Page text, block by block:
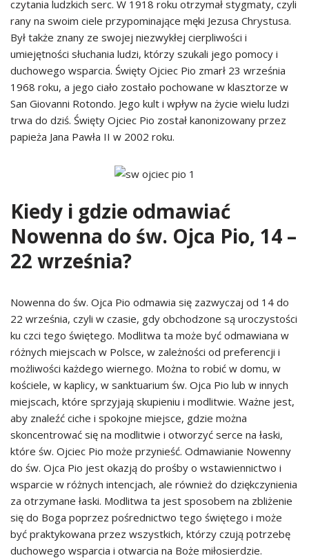
czytania ludzkich serc. W 1918 roku otrzymał stygmaty, czyli
rany na swoim ciele przypominające męki Jezusa Chrystusa.
Był także znany ze swojej niezwykłej cierpliwości i
umiejętności słuchania ludzi, którzy szukali jego pomocy i
duchowego wsparcia. Święty Ojciec Pio zmarł 23 września
1968 roku, a jego ciało zostało pochowane w klasztorze w
San Giovanni Rotondo. Jego kult i wpływ na życie wielu ludzi
trwa do dziś. Święty Ojciec Pio został kanonizowany przez
papieża Jana Pawła II w 2002 roku.
Kiedy i gdzie odmawiać
Nowenna do św. Ojca Pio, 14 –
22 września?
Nowenna do św. Ojca Pio odmawia się zazwyczaj od 14 do
22 września, czyli w czasie, gdy obchodzone są uroczystości
ku czci tego świętego. Modlitwa ta może być odmawiana w
różnych miejscach w Polsce, w zależności od preferencji i
możliwości każdego wiernego. Można to robić w domu, w
kościele, w kaplicy, w sanktuarium św. Ojca Pio lub w innych
miejscach, które sprzyjają skupieniu i modlitwie. Ważne jest,
aby znaleźć ciche i spokojne miejsce, gdzie można
skoncentrować się na modlitwie i otworzyć serce na łaski,
które św. Ojciec Pio może przynieść. Odmawianie Nowenny
do św. Ojca Pio jest okazją do prośby o wstawiennictwo i
wsparcie w różnych intencjach, ale również do dziękczynienia
za otrzymane łaski. Modlitwa ta jest sposobem na zbliżenie
się do Boga poprzez pośrednictwo tego świętego i może
być praktykowana przez wszystkich, którzy czują potrzebę
duchowego wsparcia i otwarcia na Boże miłosierdzie.